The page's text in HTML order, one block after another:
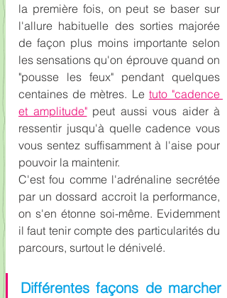
la première fois, on peut se baser sur
l'allure habituelle des sorties majorée
de façon plus moins importante selon
les sensations qu'on éprouve quand on
"pousse les feux" pendant quelques
centaines de mètres. Le tuto "cadence
et amplitude" peut aussi vous aider à
ressentir jusqu'à quelle cadence vous
vous sentez suffisamment à l'aise pour
pouvoir la maintenir.
C'est fou comme l'adrénaline secrétée
par un dossard accroit la performance,
on s'en étonne soi-même. Evidemment
il faut tenir compte des particularités du
parcours, surtout le dénivelé.
Différentes façons de marcher